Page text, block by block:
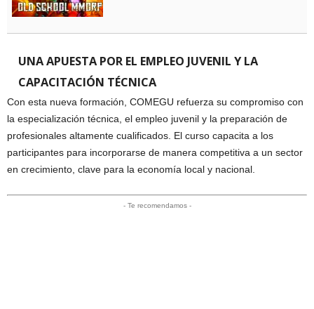
UNA APUESTA POR EL EMPLEO JUVENIL Y LA
CAPACITACIÓN TÉCNICA
Con esta nueva formación, COMEGU refuerza su compromiso con
la especialización técnica, el empleo juvenil y la preparación de
profesionales altamente cualificados. El curso capacita a los
participantes para incorporarse de manera competitiva a un sector
en crecimiento, clave para la economía local y nacional.
- Te recomendamos -